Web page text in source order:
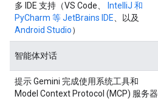
多 IDE 支持（VS Code、
IntelliJ 和
PyCharm 等 JetBrains IDE 、以及
Android Studio）
智能体对话
提示 Gemini 完成使用系统工具和
Model Context Protocol (MCP) 服务器